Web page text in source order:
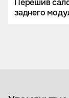
Перешив
заднего
Кузовной